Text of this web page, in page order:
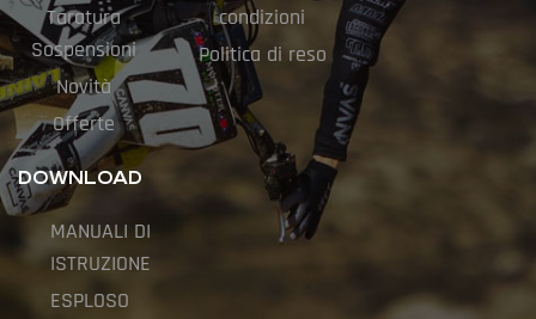
Taratura
Sospensioni
Novità
Offerte
condizioni
Politica di reso
DOWNLOAD
MANUALI DI
ISTRUZIONE
ESPLOSO